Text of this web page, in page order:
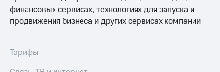
телефон
Перейти
Семейная
группа
финансовых сервисах, технологиях для запуска и
продвижения бизнеса и других сервисах компании
Тарифы